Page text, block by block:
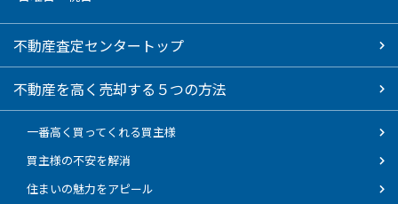
不動産査定センタートップ
不動産を高く売却する５つの方法
一番高く買ってくれる買主様
買主様の不安を解消
住まいの魅力をアピール